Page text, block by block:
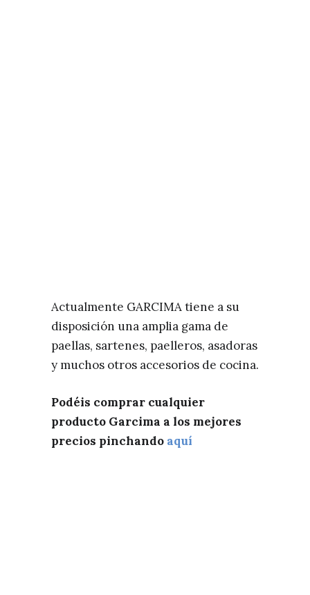
Actualmente GARCIMA tiene a su
disposición una amplia gama de
paellas, sartenes, paelleros, asadoras
y muchos otros accesorios de cocina.
Podéis comprar cualquier
producto Garcima a los mejores
precios pinchando aquí